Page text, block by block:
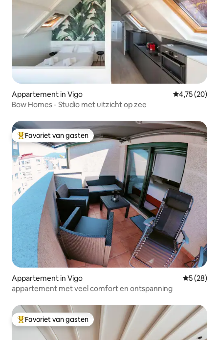
Appartement in Vigo Gemiddelde
4,75 (20)
Bow Homes - Studio met uitzicht op zee
Topfavoriet van gasten
Favoriet van gasten
Appartement in Vigo
5 (28)
appartement met veel comfort en ontspanning
Topfavoriet van gasten
Favoriet van gasten